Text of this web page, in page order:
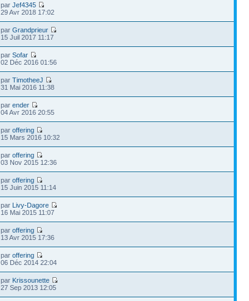
parJef4345
29 Avr 2018 17:02
parGrandprieur
15 Juil 2017 11:17
parSofar
02 Déc 2016 01:56
parTimotheeJ
31 Mai 2016 11:38
parender
04 Avr 2016 20:55
paroffering
15 Mars 2016 10:32
paroffering
03 Nov 2015 12:36
paroffering
15 Juin 2015 11:14
par Livy-Dagore
16 Mai 2015 11:07
paroffering
13 Avr 2015 17:36
paroffering
06 Déc 2014 22:04
par Krissounette
27 Sep 2013 12:05